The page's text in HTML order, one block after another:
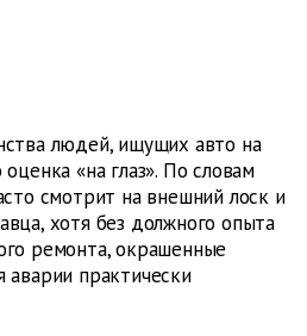
людей, ищущих авто на
«на глаз». По словам
смотрит на внешний лоск и
хотя без должного опыта
ремонта, окрашенные
аварии практически